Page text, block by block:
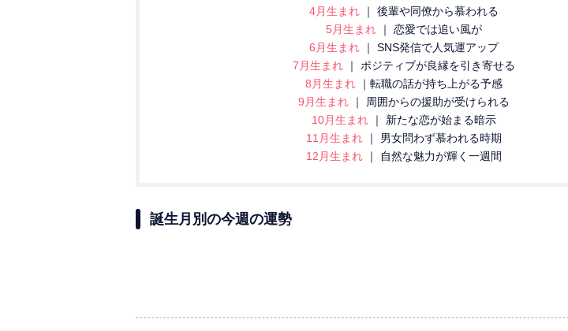
4月生まれ
｜ 後輩や同僚から慕われる
5月生まれ
｜ 恋愛では追い風が
6月生まれ
｜ SNS発信で人気運アップ
7月生まれ
｜ ポジティブが良縁を引き寄せる
8月生まれ
｜転職の話が持ち上がる予感
9月生まれ
｜ 周囲からの援助が受けられる
10月生まれ
｜ 新たな恋が始まる暗示
11月生まれ
｜ 男女問わず慕われる時期
12月生まれ
｜ 自然な魅力が輝く一週間
誕生月別の今週の運勢